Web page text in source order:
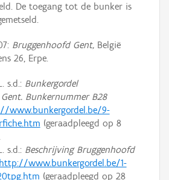
De toegang tot de bunker is
Bruggenhoofd Gent,België
26, Erpe.
s.d.: Bunkergordel
Bunkernummer B28
www.bunkergordel.be/9-
(geraadpleegd op 8
s.d.: Beschrijving Bruggenhoofd
http://www.bunkergordel.be/1-
(geraadpleegd op 28